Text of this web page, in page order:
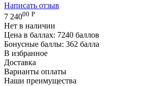
Написать отзыв
7 24000 Р
Нет в наличии
Цена в баллах: 7240 баллов
Бонусные баллы: 362 балла
В избранное
Доставка
Варианты оплаты
Наши преимущества